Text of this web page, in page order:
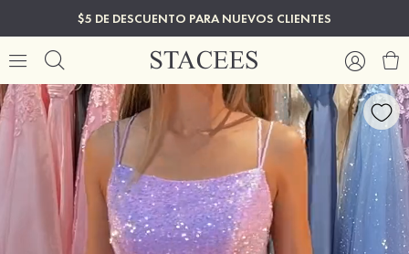
$5 DE DESCUENTO PARA NUEVOS CLIENTES